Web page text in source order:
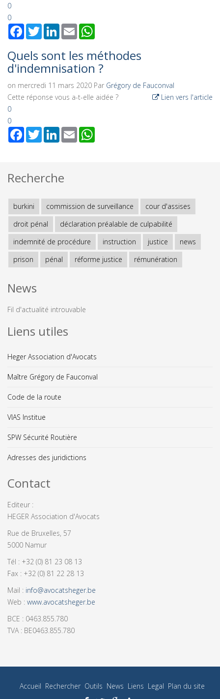
0
0
FacebookTwitterLinkedInEmail
Quels sont les méthodes
d'indemnisation ?
on mercredi 11 mars 2020 Par Grégory de Fauconval
Lien vers l'article
Cette réponse vous a-t-elle aidée ?
0
0
FacebookTwitterLinkedInEmail
Recherche
burkini commission de surveillance
cour d'assises
droit pénal
déclaration préalable de culpabilité
indemnité de procédure
instruction justice
news
prison
pénal réforme justice rémunération
News
Fil d'actualité introuvable
Liens utiles
Heger Association d'Avocats
Maître Grégory de Fauconval
Code de la route
VIAS Institue
SPW Sécurité Routière
Adresses des juridictions
Contact
Editeur :
HEGER Association d'Avocats
Rue de Bruxelles, 57
5000 Namur
Tél : +32 (0) 81 23 08 13
Fax : +32 (0) 81 22 28 13
Mail : info@avocatsheger.be
Web : www.avocatsheger.be
BCE : 0463.855.780
TVA : BE0463.855.780
Accueil Rechercher Outils News Liens Legal Plan du site